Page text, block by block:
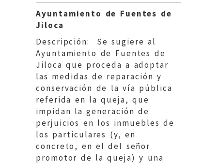
Ayuntamiento de Fuentes de
Jiloca
Descripción: Se sugiere al
Ayuntamiento de Fuentes de
Jiloca que proceda a adoptar
las medidas de reparación y
conservación de la vía pública
referida en la queja, que
impidan la generación de
perjuicios en los inmuebles de
los particulares (y, en
concreto, en el del señor
promotor de la queja) y una